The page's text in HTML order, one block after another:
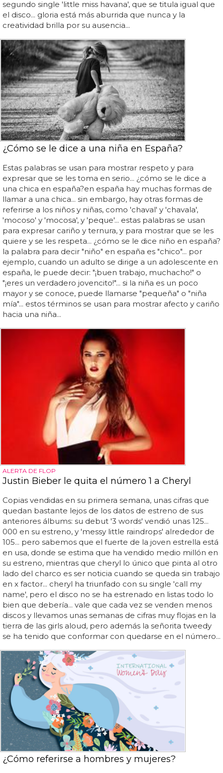
segundo single 'little miss havana', que se titula igual que
el disco... gloria está más aburrida que nunca y la
creatividad brilla por su ausencia...
¿Cómo se le dice a una niña en España?
Estas palabras se usan para mostrar respeto y para
expresar que se les toma en serio... ¿cómo se le dice a
una chica en españa?en españa hay muchas formas de
llamar a una chica... sin embargo, hay otras formas de
referirse a los niños y niñas, como 'chaval' y 'chavala',
'mocoso' y 'mocosa', y 'peque'... estas palabras se usan
para expresar cariño y ternura, y para mostrar que se les
quiere y se les respeta... ¿cómo se le dice niño en españa?
la palabra para decir "niño" en españa es "chico"... por
ejemplo, cuando un adulto se dirige a un adolescente en
españa, le puede decir: "¡buen trabajo, muchacho!" o
"¡eres un verdadero jovencito!"... si la niña es un poco
mayor y se conoce, puede llamarse "pequeña" o "niña
mía"... estos términos se usan para mostrar afecto y cariño
hacia una niña...
ALERTA DE FLOP
Justin Bieber le quita el número 1 a Cheryl
Copias vendidas en su primera semana, unas cifras que
quedan bastante lejos de los datos de estreno de sus
anteriores álbums: su debut '3 words' vendió unas 125...
000 en su estreno, y 'messy little raindrops' alrededor de
105... pero sabemos que el fuerte de la joven estrella está
en usa, donde se estima que ha vendido medio millón en
su estreno, mientras que cheryl lo único que pinta al otro
lado del charco es ser noticia cuando se queda sin trabajo
en x factor... cheryl ha triunfado con su single 'call my
name', pero el disco no se ha estrenado en listas todo lo
bien que debería... vale que cada vez se venden menos
discos y llevamos unas semanas de cifras muy flojas en la
tierra de las girls aloud, pero además la señorita tweedy
se ha tenido que conformar con quedarse en el número...
¿Cómo referirse a hombres y mujeres?